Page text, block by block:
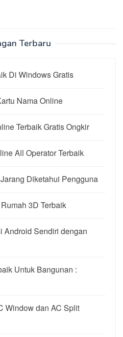
Terbaru
Di Windows Gratis
Nama Online
Terbaik Gratis Ongkir
All Operator Terbaik
Diketahui Pengguna
3D Terbaik
Android Sendiri dengan
Untuk Bangunan :
Window dan AC Split